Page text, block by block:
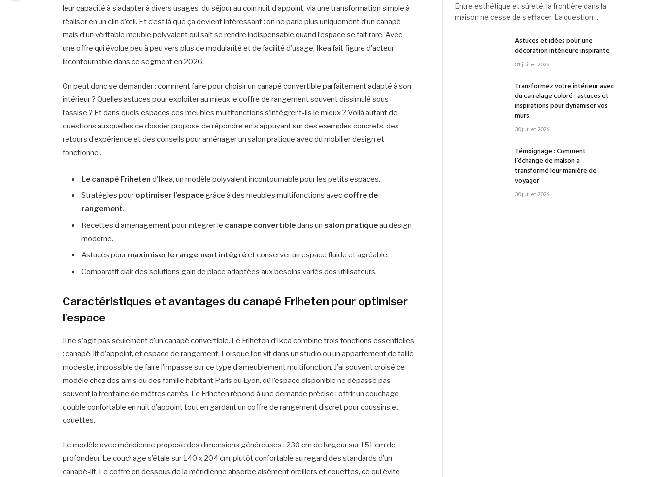
leur capacité à s’adapter à divers usages, du séjour au coin nuit d’appoint, via une transformation simple à
réaliser en un clin d’œil. Et c’est là que ça devient intéressant : on ne parle plus uniquement d’un canapé
mais d’un véritable meuble polyvalent qui sait se rendre indispensable quand l’espace se fait rare. Avec
une offre qui évolue peu à peu vers plus de modularité et de facilité d’usage, Ikea fait figure d’acteur
incontournable dans ce segment en 2026.
On peut donc se demander : comment faire pour choisir un canapé convertible parfaitement adapté à son
intérieur ? Quelles astuces pour exploiter au mieux le coffre de rangement souvent dissimulé sous
l’assise ? Et dans quels espaces ces meubles multifonctions s’intègrent-ils le mieux ? Voilà autant de
questions auxquelles ce dossier propose de répondre en s’appuyant sur des exemples concrets, des
retours d’expérience et des conseils pour aménager un salon pratique avec du mobilier design et
fonctionnel.
Le canapé Friheten d’Ikea, un modèle polyvalent incontournable pour les petits espaces.
Stratégies pour optimiser l’espace grâce à des meubles multifonctions avec coffre de
rangement.
Recettes d’aménagement pour intégrer le canapé convertibledans un salon pratiqueau design
moderne.
Astuces pour maximiser le rangement intégréet conserver un espace fluide et agréable.
Comparatif clair des solutions gain de place adaptées aux besoins variés des utilisateurs.
Caractéristiques et avantages du canapé Friheten pour optimiser
l’espace
Il ne s’agit pas seulement d’un canapé convertible. Le Friheten d’Ikea combine trois fonctions essentielles
: canapé, lit d’appoint, et espace de rangement. Lorsque l’on vit dans un studio ou un appartement de taille
modeste, impossible de faire l’impasse sur ce type d’ameublement multifonction. J’ai souvent croisé ce
modèle chez des amis ou des famille habitant Paris ou Lyon, où l’espace disponible ne dépasse pas
souvent la trentaine de mètres carrés. Le Friheten répond à une demande précise : offrir un couchage
double confortable en nuit d’appoint tout en gardant un coffre de rangement discret pour coussins et
couettes.
Le modèle avec méridienne propose des dimensions généreuses : 230 cm de largeur sur 151 cm de
profondeur. Le couchage s’étale sur 140 x 204 cm, plutôt confortable au regard des standards d’un
canapé-lit. Le coffre en dessous de la méridienne absorbe aisément oreillers et couettes, ce qui évite
Entre esthétique et sûreté, la frontière dans la
maison ne cesse de s’effacer. La question…
Astuces et idées pour une
décoration intérieure inspirante
31 juillet 2026
Transformez votre intérieur avec
du carrelage coloré : astuces et
inspirations pour dynamiser vos
murs
30 juillet 2026
Témoignage : Comment
l’échange de maison a
transformé leur manière de
voyager
30 juillet 2026